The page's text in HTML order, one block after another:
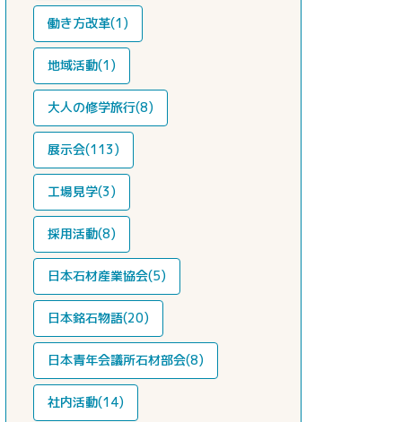
働き方改革(1)
地域活動(1)
大人の修学旅行(8)
展示会(113)
工場見学(3)
採用活動(8)
日本石材産業協会(5)
日本銘石物語(20)
日本青年会議所石材部会(8)
社内活動(14)